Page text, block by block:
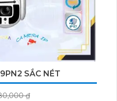
SẮC NÉT
₫